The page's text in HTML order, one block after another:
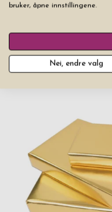
bruker, åpne innstillingene.
Nei, endre valg